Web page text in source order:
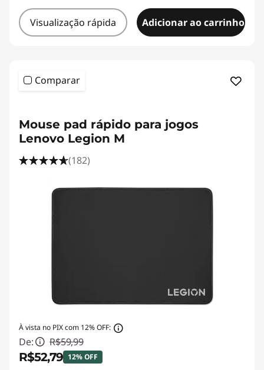
Visualização rápida Adicionar ao carrinho
Comparar
Mouse pad rápido para jogos
Lenovo Legion M
(182)
À vista no PIX com 12% OFF:
De: R$59,99
R$52,79 12% OFF